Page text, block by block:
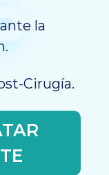
la
Cirugía.